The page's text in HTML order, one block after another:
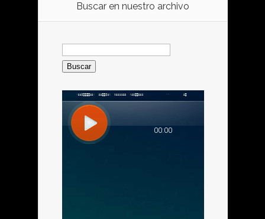
Buscar en nuestro archivo
Buscar: